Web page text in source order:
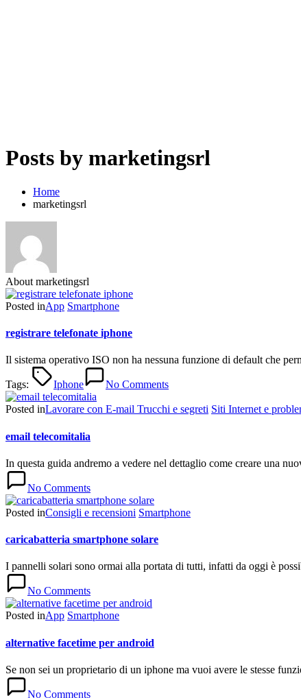
Posts by marketingsrl
Home
marketingsrl
About marketingsrl
Posted inApp Smartphone
registrare telefonate iphone
Il sistema operativo ISO non ha nessuna funzione di default che
Tags: Iphone No Comments
Posted inLavorare con E-mail Trucchi e segreti Siti Internet e
email telecomitalia
In questa guida andremo a vedere nel dettaglio come creare una
No Comments
Posted inConsigli e recensioni Smartphone
caricabatteria smartphone solare
I pannelli solari sono ormai alla portata di tutti, infatti da oggi è
No Comments
Posted inApp Smartphone
alternative facetime per android
Se non sei un proprietario di un iphone ma vuoi avere le stesse
No Comments